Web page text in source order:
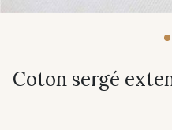
Coton sergé